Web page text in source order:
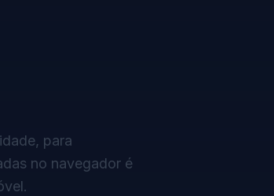
para
no navegador é